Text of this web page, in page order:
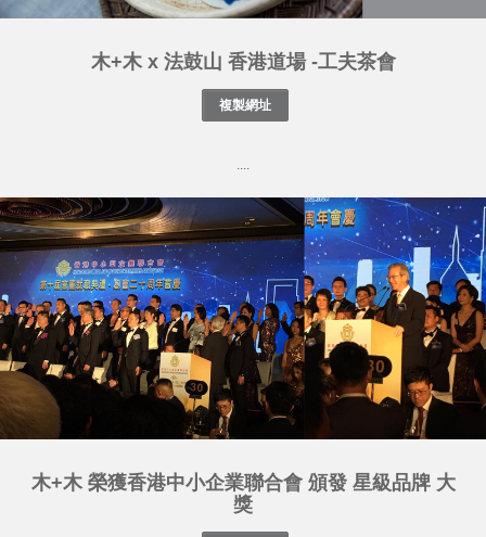
木+木 x 法鼓山 香港道場 -工夫茶會
....
木+木 榮獲香港中小企業聯合會 頒發 星級品牌 大
獎